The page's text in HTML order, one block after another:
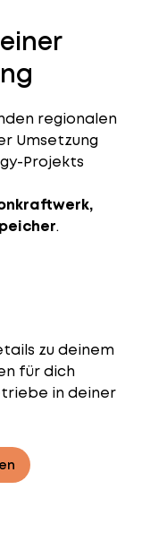
regionalen
Umsetzung
Projekts
.
zu deinem
für dich
in deiner